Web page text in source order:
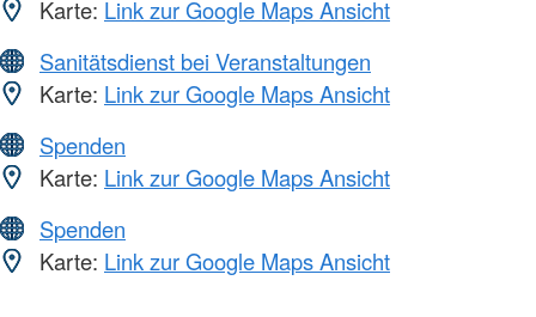
Karte: Link zur Google Maps Ansicht
Sanitätsdienst bei Veranstaltungen
Karte: Link zur Google Maps Ansicht
Spenden
Karte: Link zur Google Maps Ansicht
Spenden
Karte: Link zur Google Maps Ansicht